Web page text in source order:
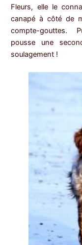
Fleurs, elle le
canapé à côté de
compte-gouttes.
pousse une
soulagement !